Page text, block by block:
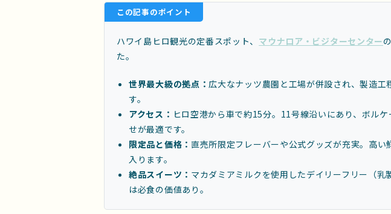
この記事のポイント
ハワイ島ヒロ観光の定番スポット、 マウナロア・ビジターセンター
た。
世界最大級の拠点： 広大なナッツ農園と工場が併設され、製造工
す。
アクセス： ヒロ空港から車で約15分。11号線沿いにあり、ボル
せが最適です。
限定品と価格： 直売所限定フレーバーや公式グッズが充実。高い
入ります。
絶品スイーツ： マカダミアミルクを使用したデイリーフリー（乳
は必食の価値あり。